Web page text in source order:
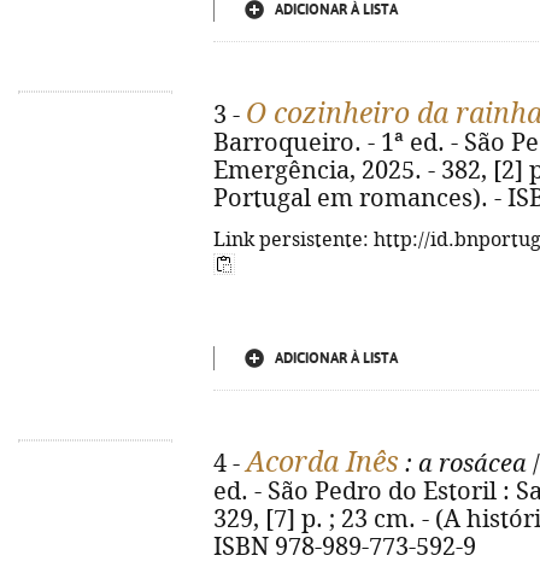
ADICIONAR À LISTA
3 - O cozinheiro da
Barroqueiro. - 1ª ed. - São
Emergência, 2025. - 382, [2]
Portugal em romances). -
Link persistente: http://
ADICIONAR À LISTA
4 -Acorda Inês : a rosácea
ed. - São Pedro do Estoril :
329, [7] p. ; 23 cm. - (A
ISBN 978-989-773-592-9